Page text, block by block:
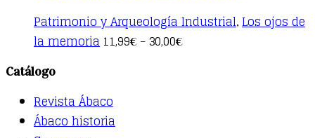
Patrimonio y Arqueología Industrial, Los ojos de
la memoria This
product
The
options
may
11,99€ – 30,00€
Catálogo
Revista Ábaco
Ábaco historia